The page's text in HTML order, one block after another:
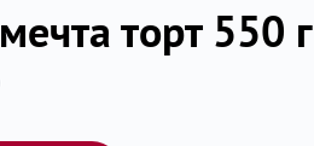
торт 550 г